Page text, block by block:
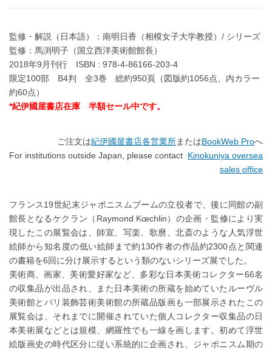
監修・解説（日本語）：南明日香（相模女子大学教授）/ シリーズ
監修：馬渕明子（国立西洋美術館館長）
2018年9月刊行 ISBN : 978-4-86166-203-4
限定100部 B4判 全3巻 総約950頁（図版約1056点、内カラー
約60点）
*紀伊國屋書店在庫 半額セール中です。
ご注文は紀伊國屋書店各営業所またはBookWeb Proへ
For institutions outside Japan, please contact Kinokuniya oversea
sales office
フランス19世紀末ジャポニスムブームの立役者で、後に同館の副
館長となるケクラン（Raymond Kœchlin）の企画・監修により実
現したこの展覧会は、師宣、写楽、歌麿、北斎のような人気浮世
絵師から知名度の低い絵師まで約130作者の作品約2300点と関連
の書籍を6回に分け展示するという類のないシリーズ展でした。
美術商、画家、美術愛好家など、多彩な日本美術コレクター66名
の収集品が出品され、また日本美術の所蔵を始めていたルーヴル
美術館とパリ装飾芸術美術館の所蔵品版画も一部展示されたこの
展覧会は、それまでに開催されていた個人コレクター収集品の日
本美術展などとは規模、網羅性でも一線を画します。初めて浮世
絵版画史の時代区分に従い系統的に企画され、ジャポニスム期の